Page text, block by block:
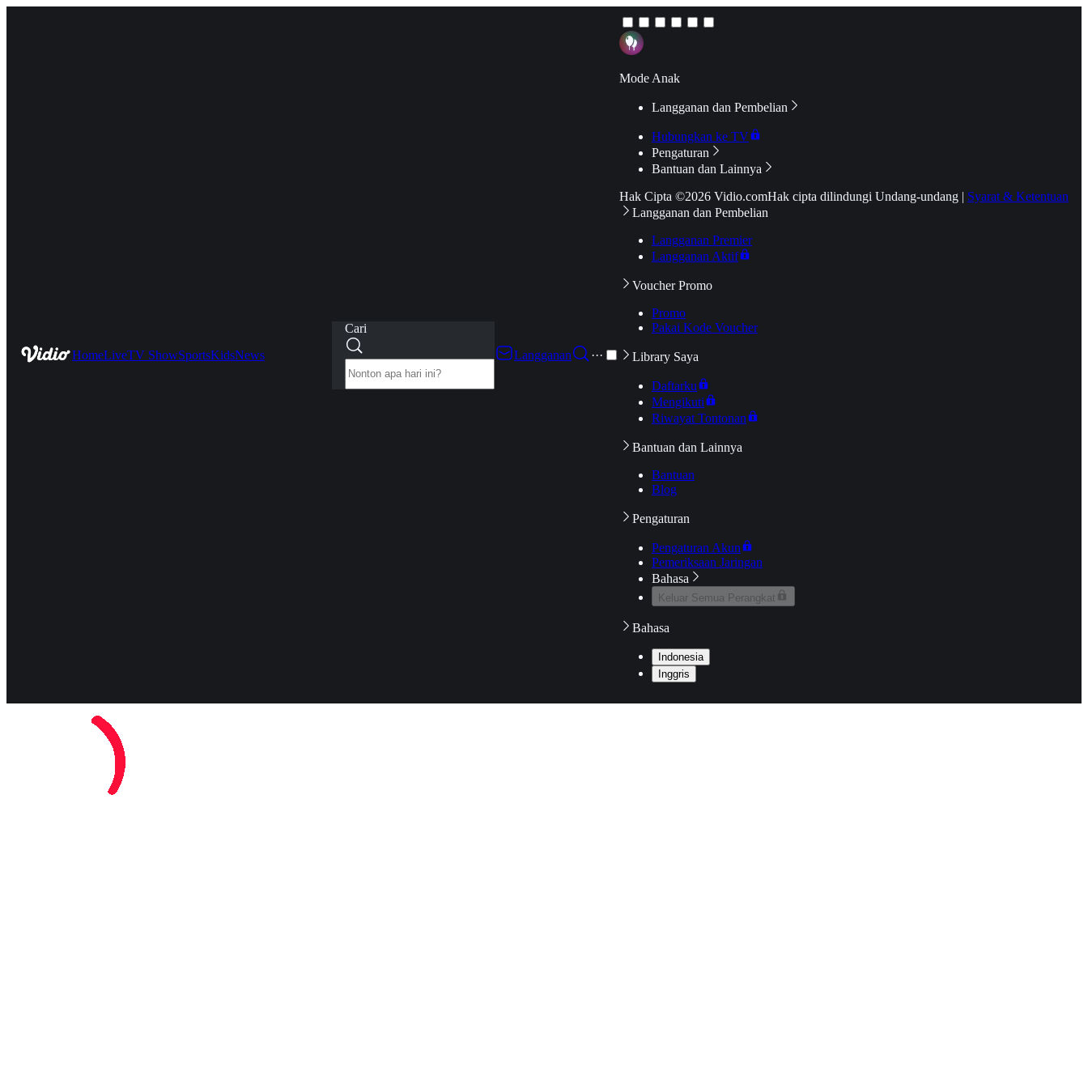
HomeLiveTV ShowSportsKidsNews
Cari
Langganan
···
Mode Anak
Langganan dan Pembelian
Hubungkan ke TV
Pengaturan
Bantuan dan Lainnya
Hak Cipta ©2026 Vidio.comHak cipta dilindungi Undang-undang | Syarat & Ketentuan
Langganan dan Pembelian
Langganan Premier
Langganan Aktif
Voucher Promo
Promo
Pakai Kode Voucher
Library Saya
Daftarku
Mengikuti
Riwayat Tontonan
Bantuan dan Lainnya
Bantuan
Blog
Pengaturan
Pengaturan Akun
Pemeriksaan Jaringan
Bahasa
Keluar Semua Perangkat
Bahasa
Indonesia
Inggris